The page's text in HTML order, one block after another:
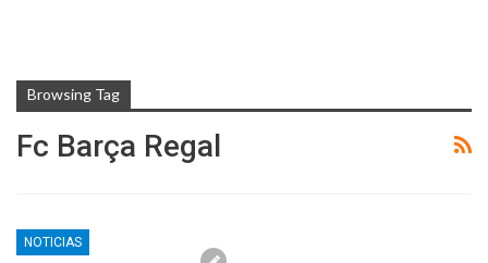
Browsing Tag
Fc Barça Regal
NOTICIAS